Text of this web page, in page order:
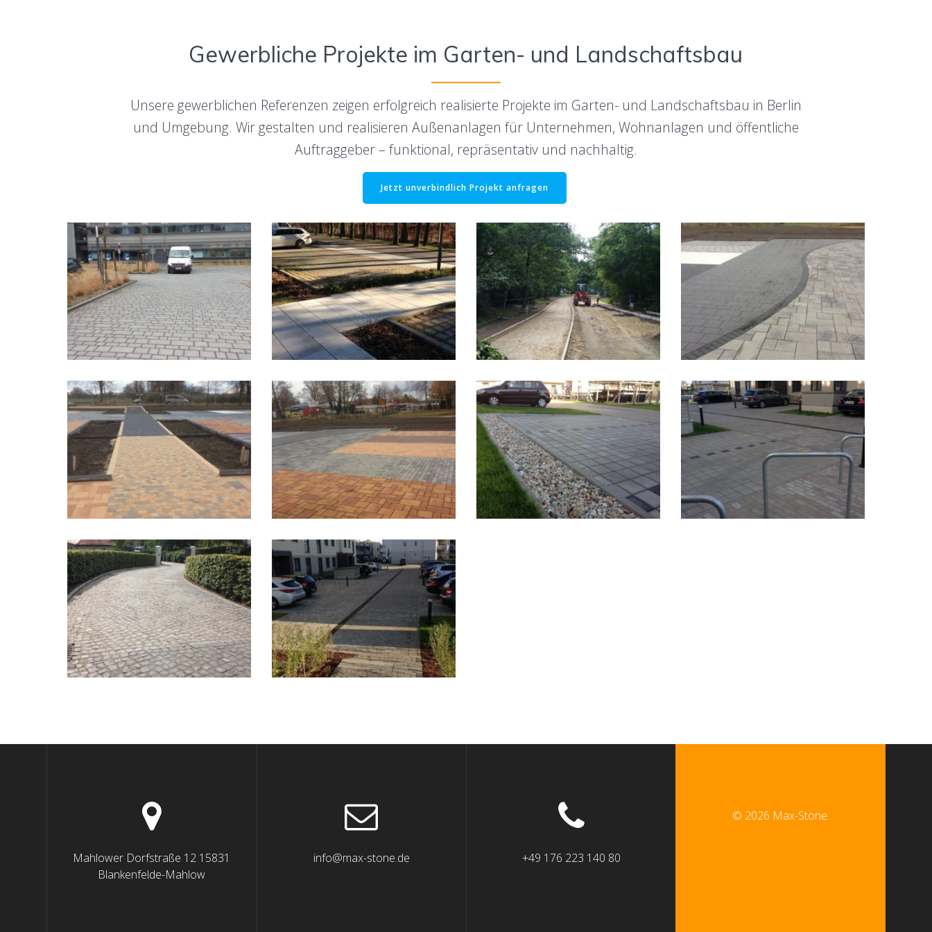
Gewerbliche Projekte im Garten- und Landschaftsbau
Unsere gewerblichen Referenzen zeigen erfolgreich realisierte Projekte im Garten- und Landschaftsbau in Berlin
und Umgebung. Wir gestalten und realisieren Außenanlagen für Unternehmen, Wohnanlagen und öffentliche
Auftraggeber – funktional, repräsentativ und nachhaltig.
Jetzt unverbindlich Projekt anfragen
Mahlower Dorfstraße 12 15831
Blankenfelde-Mahlow
info@max-stone.de +49 176 223 140 80
© 2026 Max-Stone.